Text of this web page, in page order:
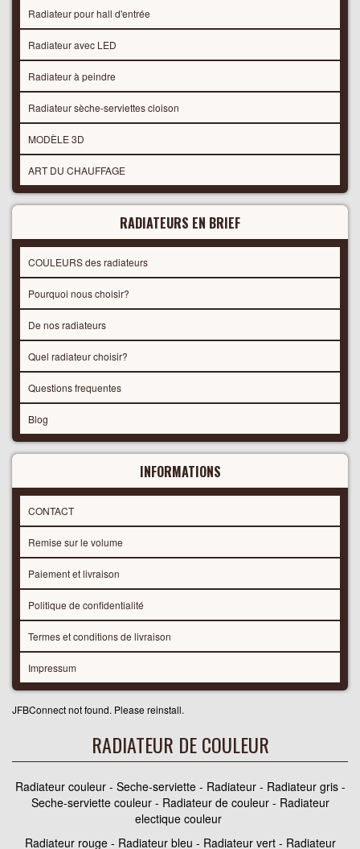
Radiateur pour hall d'entrée
Radiateur avec LED
Radiateur à peindre
Radiateur sèche-serviettes cloison
MODÈLE 3D
ART DU CHAUFFAGE
RADIATEURS EN BRIEF
COULEURS des radiateurs
Pourquoi nous choisir?
De nos radiateurs
Quel radiateur choisir?
Questions frequentes
Blog
INFORMATIONS
CONTACT
Remise sur le volume
Paiement et livraison
Politique de confidentialité
Termes et conditions de livraison
Impressum
JFBConnect not found. Please reinstall.
RADIATEUR DE COULEUR
Radiateur couleur - Seche-serviette - Radiateur - Radiateur gris -
Seche-serviette couleur - Radiateur de couleur - Radiateur
electique couleur
Radiateur rouge - Radiateur bleu - Radiateur vert - Radiateur